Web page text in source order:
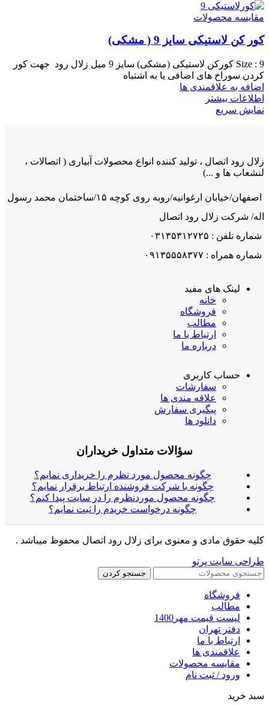
مقایسه محصولات
کور کن لاستیکی سایز 9 ( مشکی)
Size : 9 کورکن لاستیکی (مشکی) سایز 9 میل زلال رود جهت کور
کردن سوراخ های اضافی یا به اشتباه
اضافه به علاقمندی ها
اطلاعات بیشتر
نمایش سریع
زلال رود اتصال ، تولید کننده انواع محصولات آبیاری ( اتصالات ،
لنشعاب ها و ...)
اصفهان/خیابان ارغوانیه/روبه روی کوچه ۱۵/ساختمان محمد رسول
اله/ شرکت زلال رود اتصال
شماره تلفن : ۰۳۱۳۵۳۱۲۷۲۵
شماره همراه : ۰۹۱۳۵۵۵۸۳۷۷
لینک های مفید
خانه
فروشگاه
مطالب
ارتباط با ما
درباره ما
حساب کاربری
سفارشات
علاقه مندی ها
پیگیری سفارش
دانلود ها
سؤالات متداول خریداران
چگونه محصول مورد نظرم را خریداری نمایم؟
چگونه با شرکت فروشنده ارتباط برقرار نمایم؟
چگونه محصول موردنظرم را در سایت پیدا کنم؟
چگونه درخواست خریدم را ثبت نمایم؟
کلیه حقوق مادی و معنوی برای زلال رود اتصال محفوظ میباشد .
طراحی سایت پرتو
جستجو کردن
فروشگاه
مطالب
لیست قیمت مهر1400
دفتر تهران
ارتباط با ما
علاقمندی ها
مقایسه محصولات
ورود / ثبت نام
سبد خرید